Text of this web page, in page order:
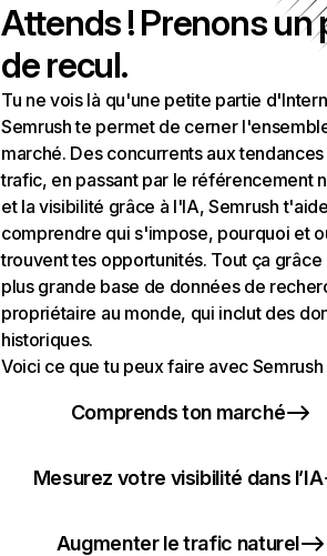
Attends ! Prenons un
de recul.
Tu ne vois là qu'une petite partie
Semrush te permet de cerner
marché. Des concurrents aux
trafic, en passant par le référencement
et la visibilité grâce à l'IA, Semrush
comprendre qui s'impose, pourquoi et
trouvent tes opportunités. Tout ça grâce
plus grande base de données de
propriétaire au monde, qui inclut des
historiques.
Voici ce que tu peux faire avec Semrush
Comprends ton marché
Mesurez votre visibilité dans l’IA
Augmenter le trafic naturel